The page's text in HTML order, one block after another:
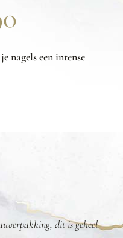
nagels een intense
dit is geheel